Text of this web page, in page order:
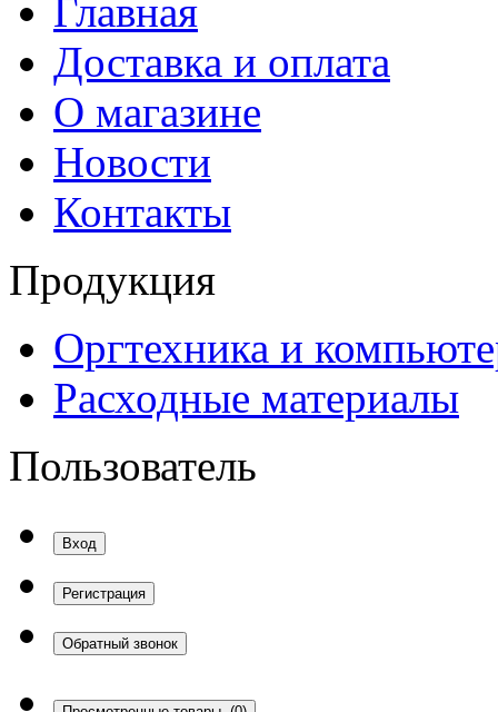
Главная
Доставка и оплата
О магазине
Новости
Контакты
Продукция
Оргтехника и
Расходные материалы
Пользователь
Вход
Регистрация
Обратный звонок